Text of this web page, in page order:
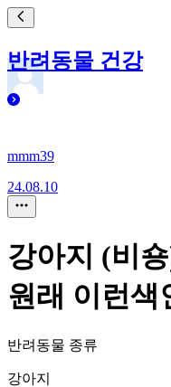
반려동물 건강
mmm39
24.08.10
강아지 (비
원래 이런색
반려동물 종류
강아지